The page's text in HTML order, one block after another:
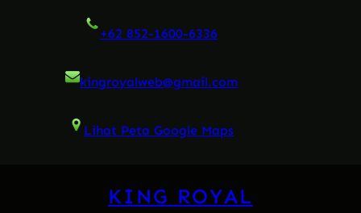
+62 852-1600-6336
kingroyalweb@gmail.com
Lihat Peta Google Maps
KING ROYAL